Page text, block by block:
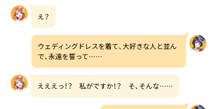
え？
ウェディングドレスを着て、大好きな人と並ん
で、永遠を誓って……
えええっ！？ 私がですか！？ そ、そんな……